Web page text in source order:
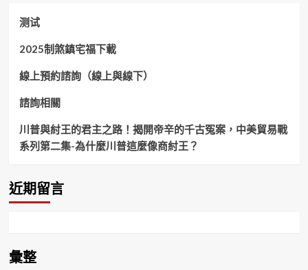
测试
2025制煞鎮宅福下載
線上預約諮詢（線上與線下）
諮詢相關
川普與紂王的君主之路！揭開帝辛的千古冤案，中美貿易戰
系列第二集-為什麼川普這麼像商紂王？
近期留言
彙整